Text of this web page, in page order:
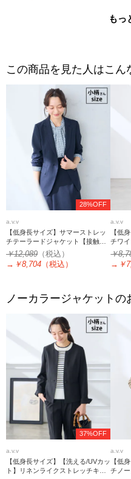
もっ
この商品を見た人はこん
28%OFF
a.v.v
【低身長サイズ】サマーストレッ
チテーラードジャケット【接触冷
感/イージーケア/UVカット/吸水速
￥12,089 （税込）
→ ￥8,704 （税込）
a.v.v
【低
チワ
ーケ
￥
→ ￥
ノーカラージャケットの
37%OFF
a.v.v
【低身長サイズ】【洗える/UVカッ
ト】リネンライクストレッチキー
a.v.v
【低
チノ